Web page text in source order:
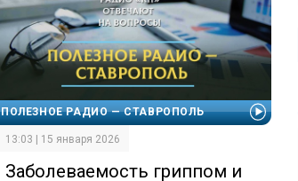
ПОЛЕЗНОЕ РАДИО — СТАВРОПОЛЬ
13:03 | 15 января 2026
Заболеваемость гриппом и